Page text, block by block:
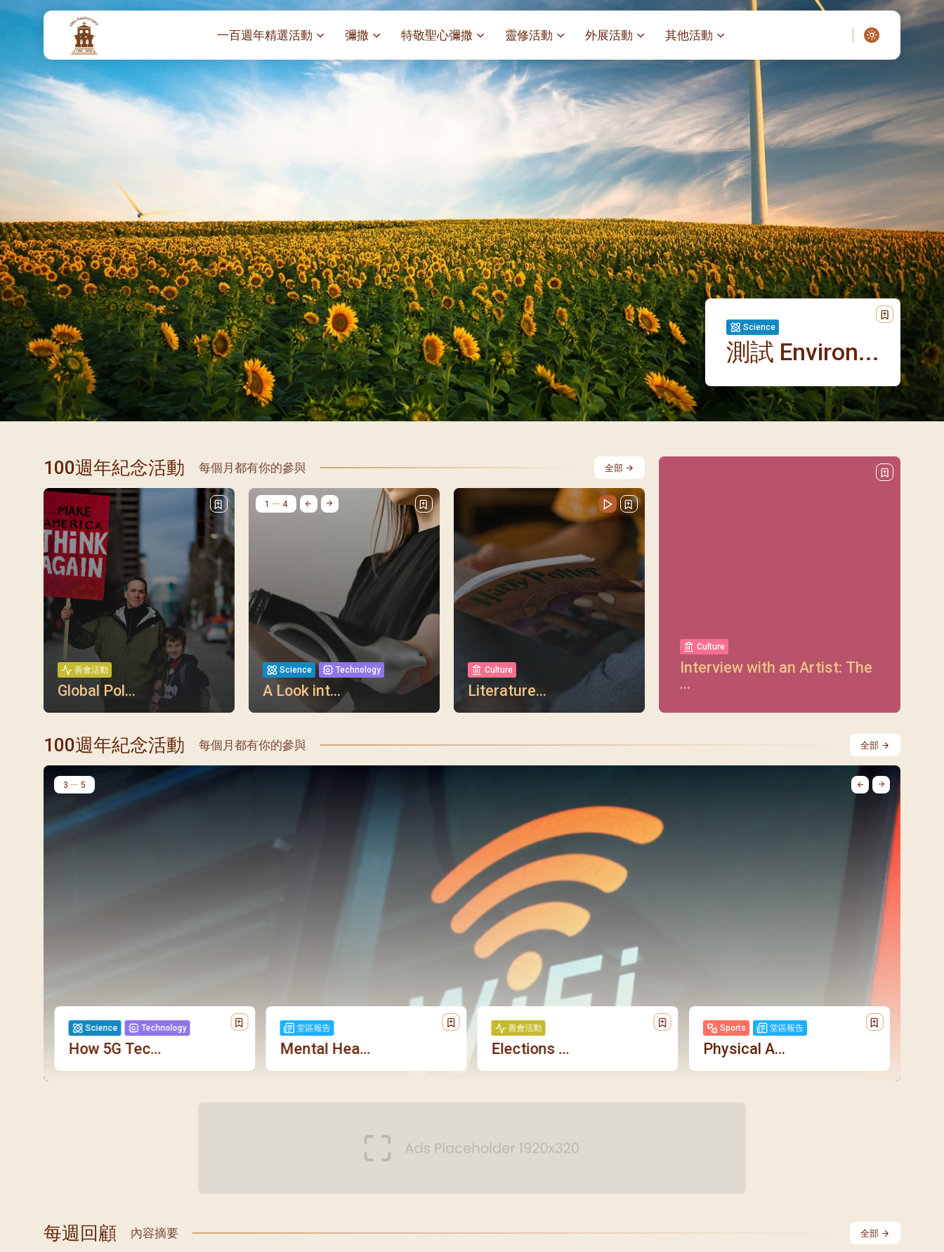
一百週年精選活動
一百週年開幕感恩祭
堂區100週年嘉年華
靈修講座 :教宗通諭[祂愛了我們]
《百年人海》音樂劇
朝聖 – 法國/羅馬
主保瞻禮彌撒及聚餐
朝聖 – 韓國
聖家節彌撒
閉幕彌撒
聖誕報佳音
聖誕願望樹 Giving Tree
彌撒
一百週年開幕感恩祭
提前主日彌撒 – 區加培神父
(2025/04/05)
提前主日彌撒 – 關傑棠神父
(2025/05/10)
提前主日彌撒 – 陳德雄神父
(2025/06/14)
提前主日彌撒 – 李亮神父
(2025/07/12)
提前主日彌撒 – 陳志明神父
(2025/08/09)
提前主日彌撒 – 周景勳神父
(2025/10/25)
主日10:00彌撒 – 陳永超神父
(2025/11/23)
主日9:30彌撒 – 談雷濤神父
(2025/12/14)
主日8:30彌撒 – 黃君右神父
(2026/01/11)
閉幕彌撒
特敬聖心彌撒
特敬聖心彌撒 (2025/01/03)
特敬聖心彌撒 (2025/02/07)
特敬聖心彌撒 (2025/05/02)
特敬聖心彌撒 (2025/06/06)
特敬聖心彌撒 (2025/07/04)
特敬聖心彌撒 (2025/08/01)
特敬聖心彌撒 (2025/09/05)
特敬聖心彌撒 (2025/10/03)
特敬聖心彌撒 (2025/11/07)
特敬聖心彌撒 (2025/12/05)
特敬聖心彌撒 (2026/01/02)
靈修活動
靈修講座 : 教宗通諭[祂愛了我們]
– 夏主教主講
靈修講座 : 依偎主懷-兩心相語 –
依納爵靈修與避靜 (3月7日至9日)
與劉松仁心靈之約(2025/05)
每月靈修及明供聖體 (2025/03)
每月靈修及明供聖體 (2025/04)
每月靈修及明供聖體 (2025/05)
每月靈修及明供聖體 (2025/06)
每月靈修及明供聖體 (2025/07)
每月靈修及明供聖體 (2025/08)
每月靈修及明供聖體 (2025/09)
每月靈修及明供聖體 (2025/10)
每月靈修及明供聖體 (2025/11)
每月靈修及明供聖體 (2025/12)
外展活動
麥當勞叔叔之家-重症兒童
探訪區內老人院（老莊園 / 松心
樂善堂 – 愛・與耆賀新歲
樂善堂 – 探訪獨居長者
聖保祿醫院 – 頣康天地
其他活動
聖經閲讀計劃 「一日、一讀、一
啟示」
主保瞻禮前九日聖心敬禮
傅油彌撒 + 長者活動
明愛賣物會
Science
測試 Environ...
100週年紀念活動 每個月都有你的參與 全部
善會活動
Global Pol...
1 4
Science Technology
A Look int...
Culture
Literature...
Culture
Interview with an Artist: The
...
100週年紀念活動 每個月都有你的參與 全部
3 5
Science Technology
How 5G Tec...
堂區報告
Mental Hea...
善會活動
Elections ...
Sports 堂區報告
Physical A...
每週回顧 內容摘要 全部